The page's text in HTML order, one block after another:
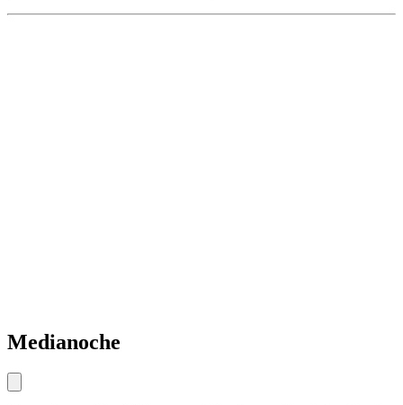
Medianoche